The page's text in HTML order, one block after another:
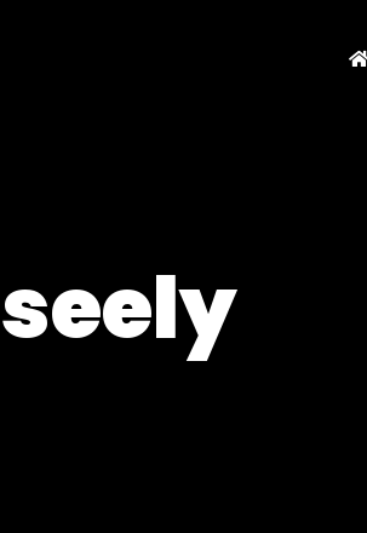
seely